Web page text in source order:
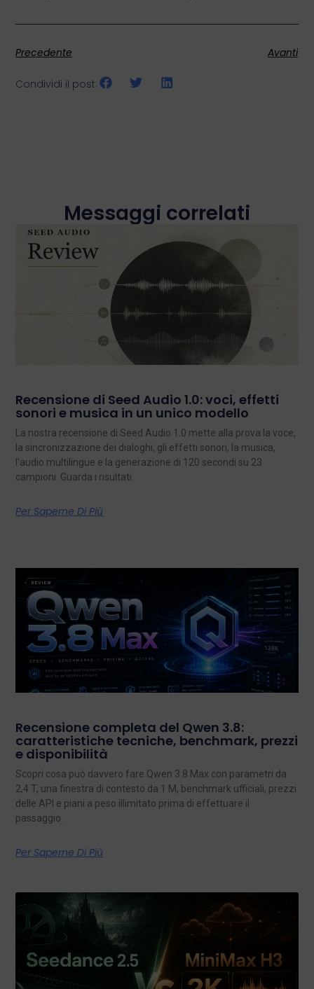
Precedente Avanti
Condividi il post:
Messaggi correlati
Recensione di Seed Audio 1.0: voci, effetti
sonori e musica in un unico modello
La nostra recensione di Seed Audio 1.0 mette alla prova la voce,
la sincronizzazione dei dialoghi, gli effetti sonori, la musica,
l'audio multilingue e la generazione di 120 secondi su 23
campioni. Guarda i risultati.
Per Saperne Di Più
Recensione completa del Qwen 3.8:
caratteristiche tecniche, benchmark, prezzi
e disponibilità
Scopri cosa può davvero fare Qwen 3.8 Max con parametri da
2,4 T, una finestra di contesto da 1 M, benchmark ufficiali, prezzi
delle API e piani a peso illimitato prima di effettuare il
passaggio.
Per Saperne Di Più